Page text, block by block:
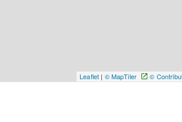
Leaflet | © MapTiler ©